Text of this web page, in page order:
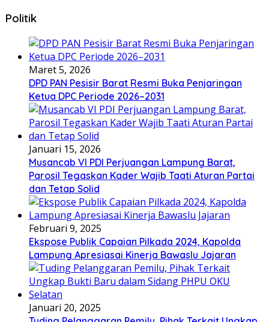
Politik
Maret 5, 2026
DPD PAN Pesisir Barat Resmi Buka Penjaringan
Ketua DPC Periode 2026–2031
Januari 15, 2026
Musancab VI PDI Perjuangan Lampung Barat,
Parosil Tegaskan Kader Wajib Taati Aturan Partai
dan Tetap Solid
Februari 9, 2025
Ekspose Publik Capaian Pilkada 2024, Kapolda
Lampung Apresiasai Kinerja Bawaslu Jajaran
Januari 20, 2025